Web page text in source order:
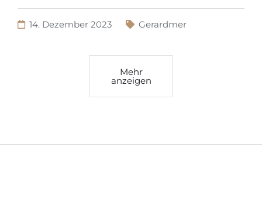
14. Dezember 2023 Gerardmer
Mehr
anzeigen